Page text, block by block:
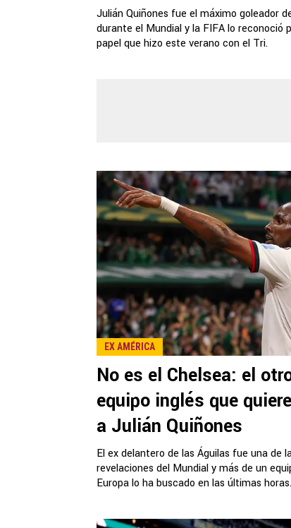
Julián Quiñones fue el máximo goleador
durante el Mundial y la FIFA lo reconoció
papel que hizo este verano con el Tri.
EX AMÉRICA
No es el Chelsea: el
equipo inglés que
a Julián Quiñones
El ex delantero de las Águilas fue una de
revelaciones del Mundial y más de un
Europa lo ha buscado en las últimas horas.